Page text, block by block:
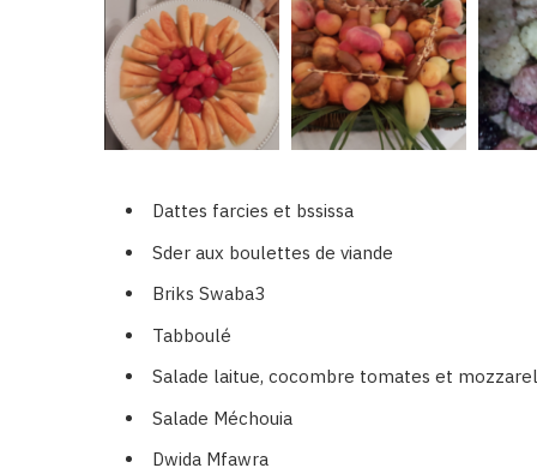
Dattes farcies et bssissa
Sder aux boulettes de viande
Briks Swaba3
Tabboulé
Salade laitue, cocombre tomates et
Salade Méchouia
Dwida Mfawra